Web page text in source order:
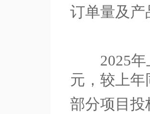
订单量及产
2025年上
元，较上
部分项目投